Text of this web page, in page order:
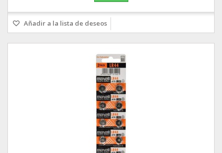
Añadir a la lista de deseos